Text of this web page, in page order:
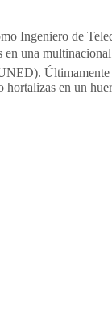
Ingeniero de
una
en un